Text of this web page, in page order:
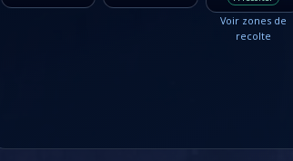
Voir zones de
recolte